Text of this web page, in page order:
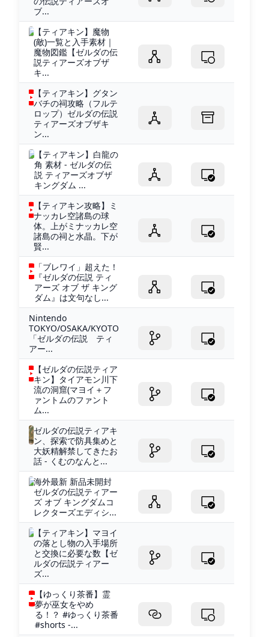
ブ...
【ティアキン】魔物
(敵)一覧と入手素材｜
魔物図鑑【ゼルダの伝
説ティアーズオブザ
キ...
【ティアキン】グタン
バチの祠攻略（フルテ
ロップ）ゼルダの伝説
ティアーズオブザキ
ン...
【ティアキン】白龍の
角 素材 - ゼルダの伝
説 ティアーズオブザ
キングダム ...
【ティアキン攻略】ミ
ナッカレ空諸島の球
体。上がミナッカレ空
諸島の祠と水晶。下が
賢...
「ブレワイ」超えた！
『ゼルダの伝説 ティ
アーズ オブ ザ キング
ダム』は文句なし...
Nintendo
TOKYO/OSAKA/KYOTO
「ゼルダの伝説 ティ
アー...
【ゼルダの伝説ティア
キン】タイアモン川下
流の洞窟(マヨイ＋フ
ァントムのファント
ム...
ゼルダの伝説ティアキ
ン、探索で防具集めと
大妖精解禁してきたお
話 - くむのなんと...
海外最新 新品未開封
ゼルダの伝説ティアー
ズ オブ キングダムコ
レクターズエディシ...
【ティアキン】マヨイ
の落とし物の入手場所
と交換に必要な数【ゼ
ルダの伝説ティアー
ズ...
【ゆっくり茶番】霊
夢が巫女をやめ
る！？ #ゆっくり茶番
#shorts -...